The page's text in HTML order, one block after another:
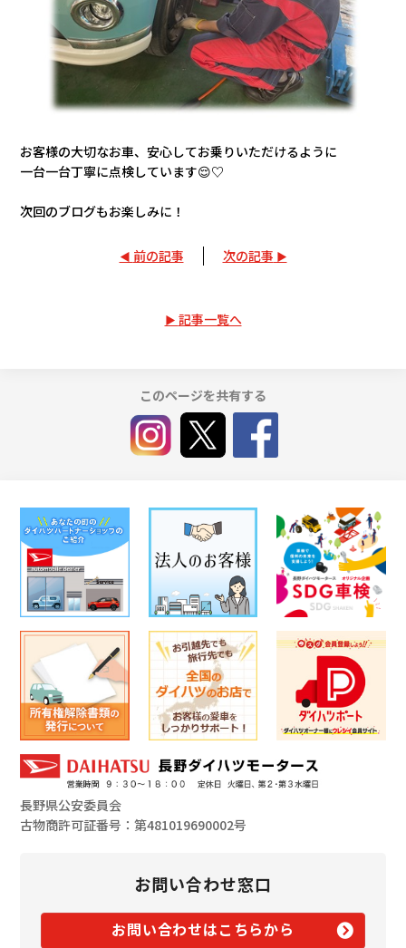
お客様の大切なお車、安心してお乗りいただけるように
一台一台丁寧に点検しています😌♡
次回のブログもお楽しみに！
前の記事 次の記事
記事一覧へ
このページを共有する
長野県公安委員会
古物商許可証番号：第481019690002号
お問い合わせ窓口
お問い合わせはこちらから